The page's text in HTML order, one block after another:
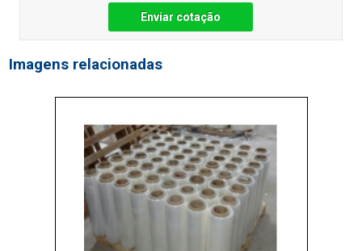
Enviar cotação
Imagens relacionadas